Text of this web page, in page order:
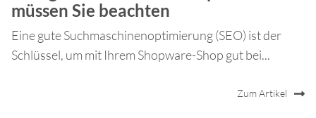
müssen Sie beachten
Eine gute Suchmaschinenoptimierung (SEO) ist der
Schlüssel, um mit Ihrem Shopware-Shop gut bei...
Zum Artikel